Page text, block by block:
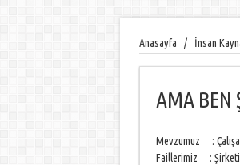
Anasayfa / İnsan
AMA BEN
Mevzumuz :
Faillerimiz :